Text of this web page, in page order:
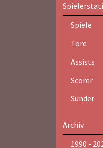
Spiele
Tore
Assists
Scorer
Sünder
Archiv
1990 -